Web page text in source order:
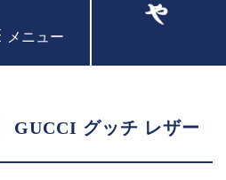
メニュー
GUCCI グッチ レザー